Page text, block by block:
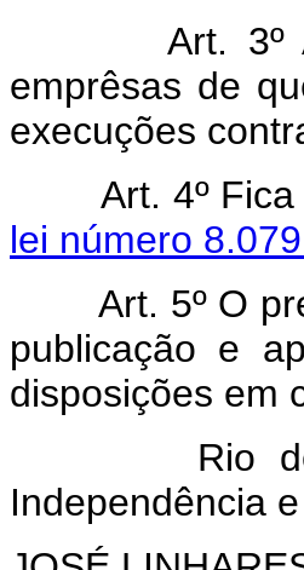
Art. 3º A
emprêsas de
execuções
Art. 4º Fica
lei número
Art. 5º O
publicação e
disposições em
Rio de
Independência